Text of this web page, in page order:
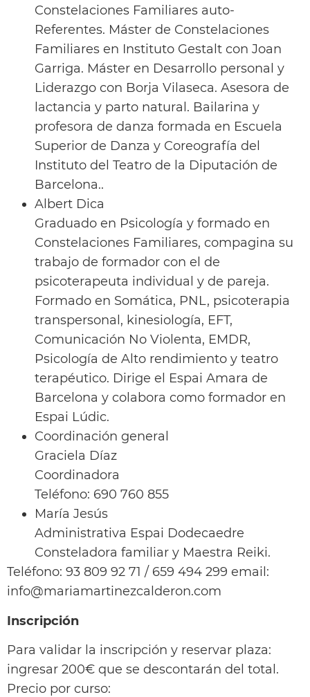
Constelaciones Familiares auto-
Referentes. Máster de Constelaciones
Familiares en Instituto Gestalt con Joan
Garriga. Máster en Desarrollo personal y
Liderazgo con Borja Vilaseca. Asesora de
lactancia y parto natural. Bailarina y
profesora de danza formada en Escuela
Superior de Danza y Coreografía del
Instituto del Teatro de la Diputación de
Barcelona..
Albert Dica
Graduado en Psicología y formado en
Constelaciones Familiares, compagina su
trabajo de formador con el de
psicoterapeuta individual y de pareja.
Formado en Somática, PNL, psicoterapia
transpersonal, kinesiología, EFT,
Comunicación No Violenta, EMDR,
Psicología de Alto rendimiento y teatro
terapéutico. Dirige el Espai Amara de
Barcelona y colabora como formador en
Espai Lúdic.
Coordinación general
Graciela Díaz
Coordinadora
Teléfono: 690 760 855
María Jesús
Administrativa Espai Dodecaedre
Consteladora familiar y Maestra Reiki.
Teléfono: 93 809 92 71 / 659 494 299 email:
info@mariamartinezcalderon.com
Inscripción
Para validar la inscripción y reservar plaza:
ingresar 200€ que se descontarán del total.
Precio por curso: